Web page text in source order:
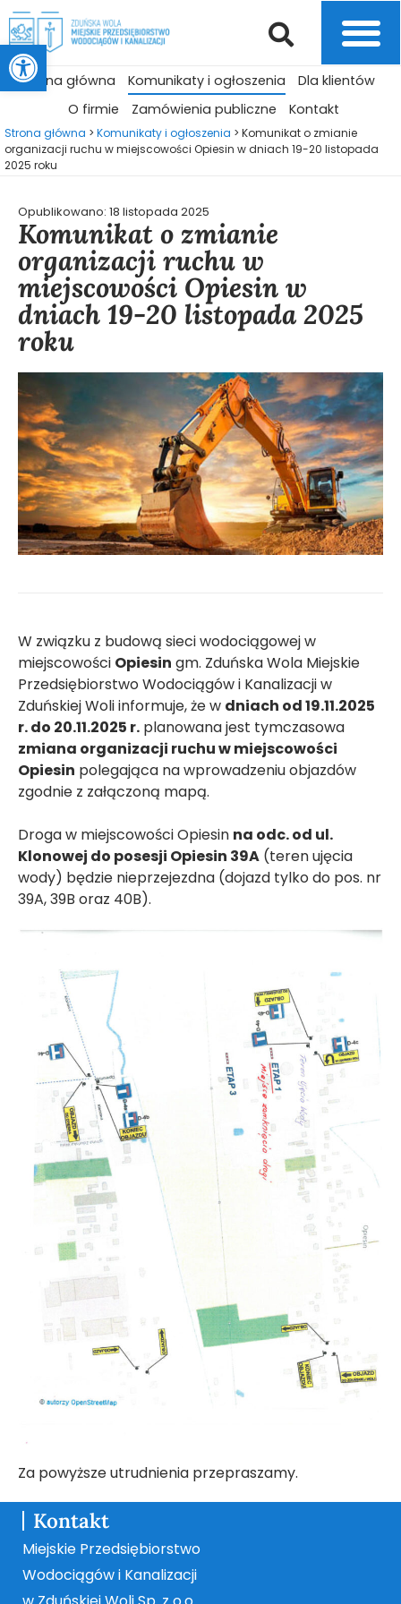
Otwórz pasek narzędzi
Strona główna Komunikaty i ogłoszenia
Dla klientów
O firmie
Zamówienia publiczne Kontakt
Strona główna > Komunikaty i ogłoszenia > Komunikat o zmianie
organizacji ruchu w miejscowości Opiesin w dniach 19-20 listopada
2025 roku
Opublikowano: 18 listopada 2025
Komunikat o zmianie
organizacji ruchu w
miejscowości Opiesin w
dniach 19-20 listopada 2025
roku
W związku z budową sieci wodociągowej w
miejscowości Opiesin gm. Zduńska Wola Miejskie
Przedsiębiorstwo Wodociągów i Kanalizacji w
Zduńskiej Woli informuje, że w dniach od 19.11.2025
r. do 20.11.2025 r. planowana jest tymczasowa
zmiana organizacji ruchu w miejscowości
Opiesin polegająca na wprowadzeniu objazdów
zgodnie z załączoną mapą.
Droga w miejscowości Opiesin na odc. od ul.
Klonowej do posesji Opiesin 39A (teren ujęcia
wody) będzie nieprzejezdna (dojazd tylko do pos. nr
39A, 39B oraz 40B).
Za powyższe utrudnienia przepraszamy.
Kontakt
Miejskie Przedsiębiorstwo
Wodociągów i Kanalizacji